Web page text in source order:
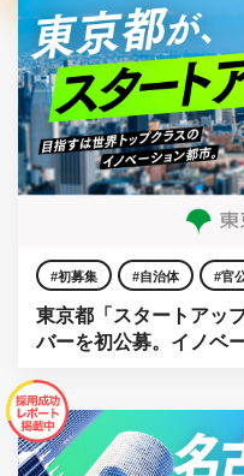
初募集 自治体 官
東京都「スタートアッ
バーを初公募。イノベ